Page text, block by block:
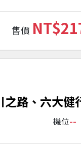
售價
路、六大健
機位--